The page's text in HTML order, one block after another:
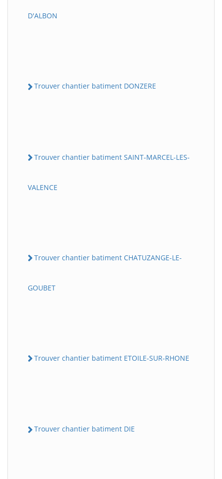
D'ALBON
Trouver chantier batiment DONZERE
Trouver chantier batiment SAINT-MARCEL-LES-
VALENCE
Trouver chantier batiment CHATUZANGE-LE-
GOUBET
Trouver chantier batiment ETOILE-SUR-RHONE
Trouver chantier batiment DIE